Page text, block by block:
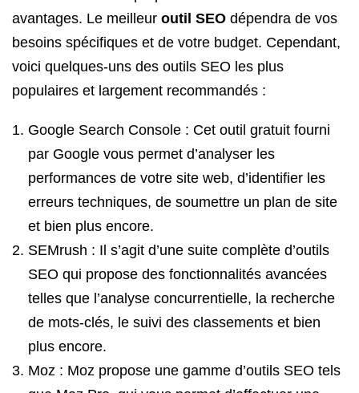
avantages. Le meilleur outil SEO dépendra de vos
besoins spécifiques et de votre budget. Cependant,
voici quelques-uns des outils SEO les plus
populaires et largement recommandés :
Google Search Console : Cet outil gratuit fourni
par Google vous permet d’analyser les
performances de votre site web, d’identifier les
erreurs techniques, de soumettre un plan de site
et bien plus encore.
SEMrush : Il s’agit d’une suite complète d’outils
SEO qui propose des fonctionnalités avancées
telles que l’analyse concurrentielle, la recherche
de mots-clés, le suivi des classements et bien
plus encore.
Moz : Moz propose une gamme d’outils SEO tels